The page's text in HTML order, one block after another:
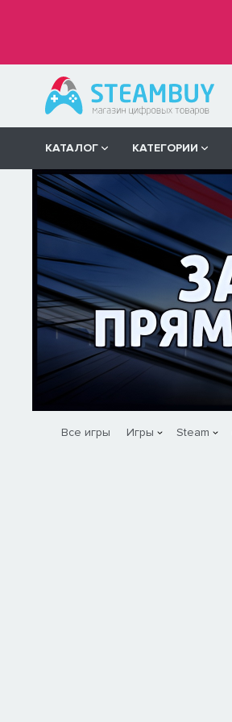
КАТАЛОГ КАТЕГОРИИ
Все игры Игры Steam